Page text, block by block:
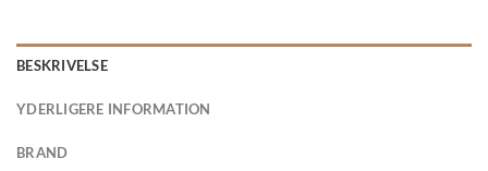
BESKRIVELSE
YDERLIGERE INFORMATION
BRAND